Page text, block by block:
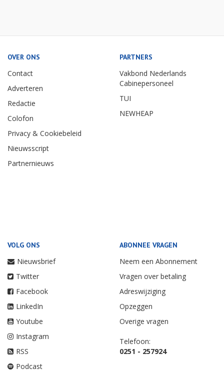
OVER ONS
Contact
Adverteren
Redactie
Colofon
Privacy & Cookiebeleid
Nieuwsscript
Partnernieuws
PARTNERS
Vakbond Nederlands
Cabinepersoneel
TUI
NEWHEAP
VOLG ONS
Nieuwsbrief
Twitter
Facebook
LinkedIn
Youtube
Instagram
RSS
Podcast
ABONNEE VRAGEN
Neem een Abonnement
Vragen over betaling
Adreswijziging
Opzeggen
Overige vragen
Telefoon:
0251 - 257924